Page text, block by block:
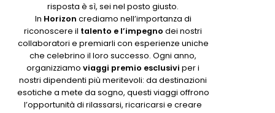
risposta è sì, sei nel posto giusto.
In Horizon crediamo nell’importanza di
riconoscere il talento e l’impegnodei nostri
collaboratori e premiarli con esperienze uniche
che celebrino il loro successo. Ogni anno,
organizziamoviaggi premio esclusiviper i
nostri dipendenti più meritevoli: da destinazioni
esotiche a mete da sogno, questi viaggi offrono
l’opportunità di rilassarsi, ricaricarsi e creare